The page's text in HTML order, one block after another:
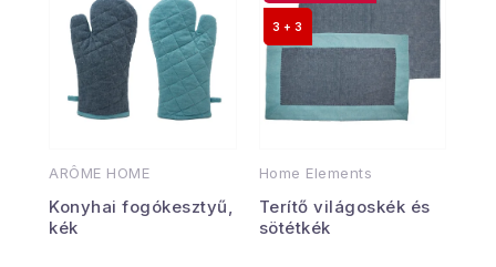
ARÔME HOME
Konyhai fogókesztyű,
kék
Home Elements
Terítő világoskék és
sötétkék
3 + 3